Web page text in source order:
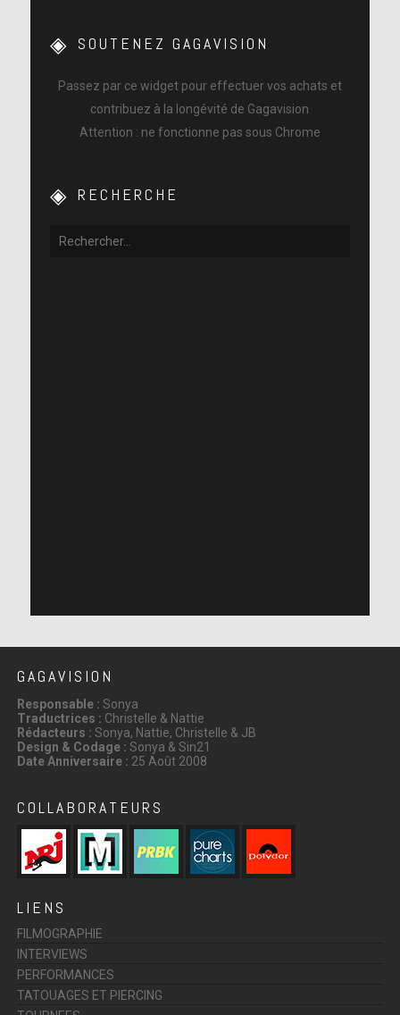
SOUTENEZ GAGAVISION
Passez par ce widget pour effectuer vos achats et
contribuez à la longévité de Gagavision
Attention : ne fonctionne pas sous Chrome
RECHERCHE
GAGAVISION
Responsable : Sonya
Traductrices : Christelle & Nattie
Rédacteurs : Sonya, Nattie, Christelle & JB
Design & Codage : Sonya & Sin21
Date Anniversaire : 25 Août 2008
COLLABORATEURS
LIENS
FILMOGRAPHIE
INTERVIEWS
PERFORMANCES
TATOUAGES ET PIERCING